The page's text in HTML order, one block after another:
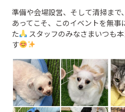
準備や会場設営、そして清掃まで
あってこそ、このイベントを無事
た
スタッフのみなさまいつも
す